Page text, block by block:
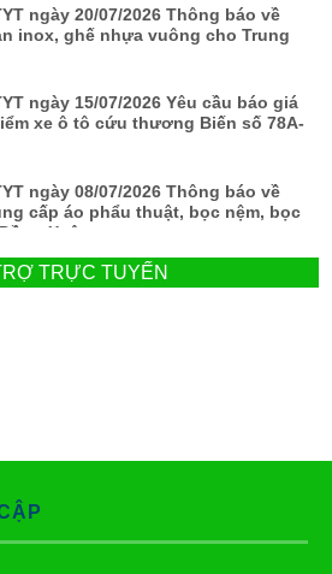
ngày 20/07/2026 Thông báo về
inox, ghế nhựa vuông cho Trung
ngày 15/07/2026 Yêu cầu báo giá
xe ô tô cứu thương Biến số 78A-
ngày 08/07/2026 Thông báo về
cấp áo phẩu thuật, bọc nệm, bọc
Xuân
TRỰC TUYẾN